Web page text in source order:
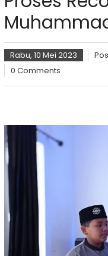
Rabu, 10 Mei 2023
0 Comments